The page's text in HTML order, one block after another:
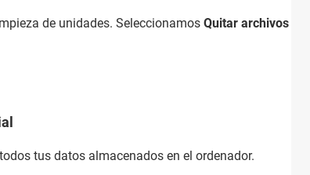
de unidades. Seleccionamos Quitar archivos y
tus datos almacenados en el ordenador.